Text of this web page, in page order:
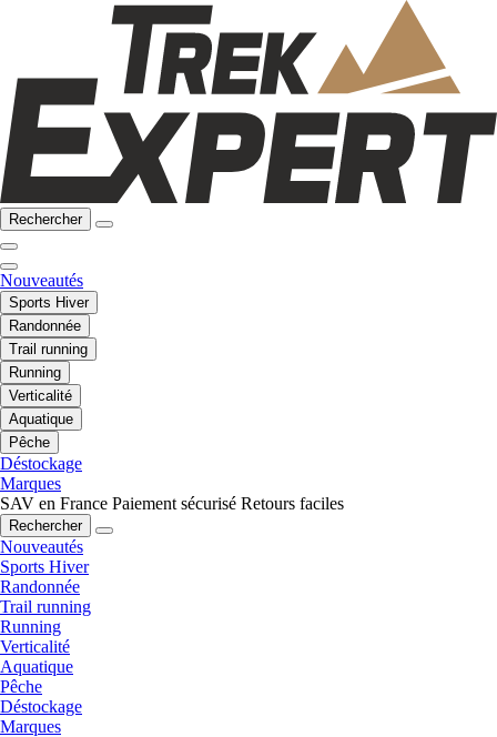
Rechercher
Nouveautés
Sports Hiver
Randonnée
Trail running
Running
Verticalité
Aquatique
Pêche
Déstockage
Marques
SAV en France Paiement sécurisé Retours faciles
Rechercher
Nouveautés
Sports Hiver
Randonnée
Trail running
Running
Verticalité
Aquatique
Pêche
Déstockage
Marques